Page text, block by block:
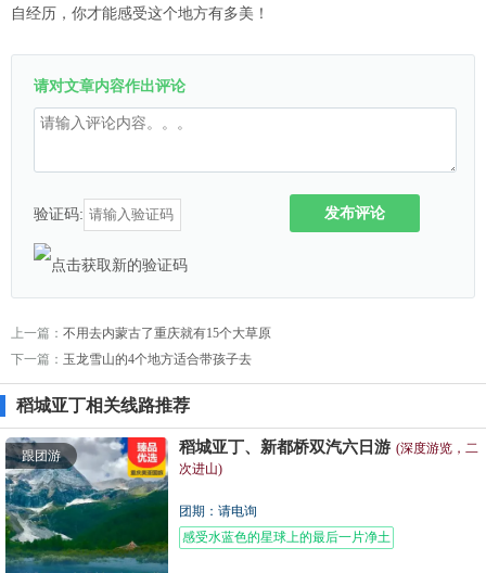
自经历，你才能感受这个地方有多美！
请对文章内容作出评论
验证码: 发布评论
上一篇： 不用去内蒙古了重庆就有15个大草原
下一篇： 玉龙雪山的4个地方适合带孩子去
稻城亚丁相关线路推荐
跟团游 稻城亚丁、新都桥双汽六日游 (深度游览，二
次进山)
团期：请电询
感受水蓝色的星球上的最后一片净土